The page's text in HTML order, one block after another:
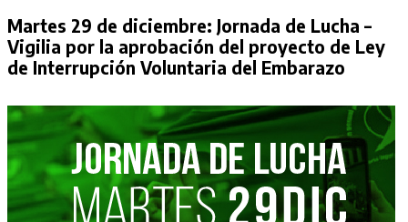
Martes 29 de diciembre: Jornada de Lucha –
Vigilia por la aprobación del proyecto de Ley
de Interrupción Voluntaria del Embarazo